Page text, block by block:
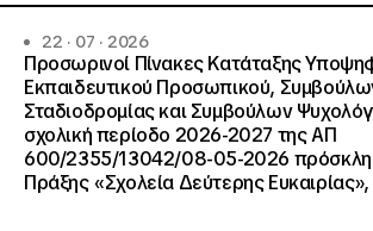
22 · 07 · 2026
Προσωρινοί Πίνακες Κατάταξης
Εκπαιδευτικού Προσωπικού,
Σταδιοδρομίας και Συμβούλων
σχολική περίοδο 2026-2027 της ΑΠ
600/2355/13042/08-05-2026
Πράξης «Σχολεία Δεύτερης